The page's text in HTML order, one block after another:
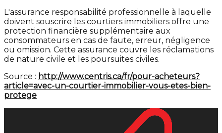
L'assurance responsabilité professionnelle à laquelle
doivent souscrire les courtiers immobiliers offre une
protection financière supplémentaire aux
consommateurs en cas de faute, erreur, négligence
ou omission. Cette assurance couvre les réclamations
de nature civile et les poursuites civiles.
Source : http://www.centris.ca/fr/pour-acheteurs?
article=avec-un-courtier-immobilier-vous-etes-bien-
protege